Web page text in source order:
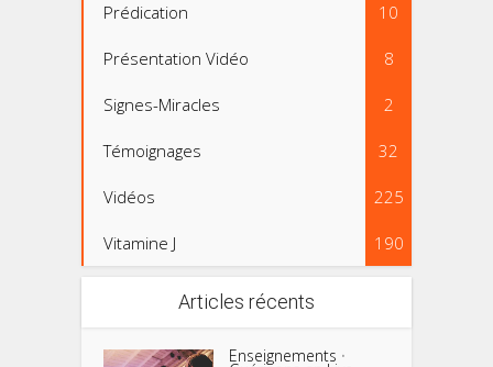
Prédication 10
Présentation Vidéo 8
Signes-Miracles 2
Témoignages 32
Vidéos 225
Vitamine J 190
Articles récents
Enseignements •